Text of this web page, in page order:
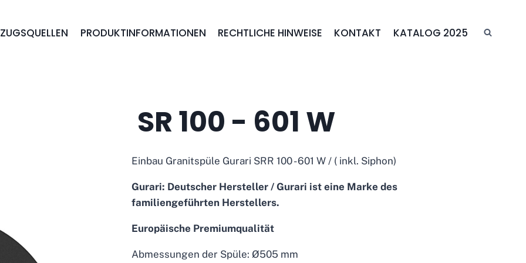
PRODUKTINFORMATIONEN RECHTLICHE HINWEISE KONTAKT KATALOG 2025
SR 100 - 601 W
Einbau Granitspüle Gurari SRR 100 - 601 W / ( inkl. Siphon)
Gurari: Deutscher Hersteller / Gurari ist eine Marke des
familiengeführten Herstellers.
Europäische Premiumqualität
Abmessungen der Spüle: Ø505 mm